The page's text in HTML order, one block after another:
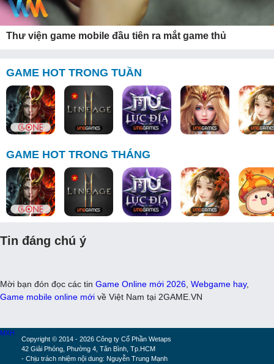
Thư viện game mobile đầu tiên ra mắt game thủ
GAME HOT TRONG TUẦN
GAME HOT TRONG THÁNG
Tin đáng chú ý
Mời bạn đón đọc các tin Game Online mới 2026, Webgame hay,
Game mobile online mới về Việt Nam tại 2GAME.VN
Copyright © 2014 - 2026 Công ty Cổ Phần Wetaps
42 Giải Phóng, Phường 4, Tân Bình, Tp.HCM
- Chịu trách nhiệm nội dung: Nguyễn Trung Mạnh
MXH